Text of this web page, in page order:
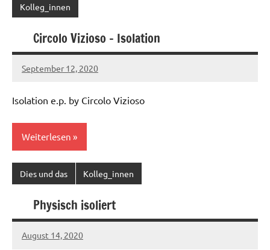
Kolleg_innen
Circolo Vizioso – Isolation
September 12, 2020
Ilja
Isolation e.p. by Circolo Vizioso
Weiterlesen
Dies und das Kolleg_innen
Physisch isoliert
August 14, 2020
Ilja